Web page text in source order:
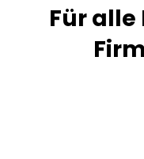
Für alle